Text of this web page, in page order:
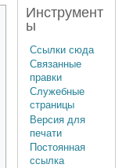
Инструмент
ы
Ссылки сюда
Связанные
правки
Служебные
страницы
Версия для
печати
Постоянная
ссылка